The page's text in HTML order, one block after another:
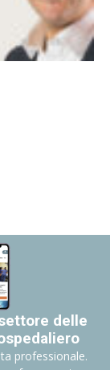
delle
professionale.